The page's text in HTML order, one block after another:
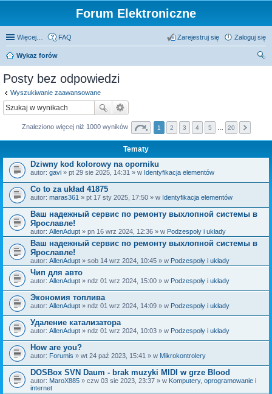
Forum Elektroniczne
Więcej… FAQ Zaloguj się
Zarejestruj się
Wykaz forów
Posty bez odpowiedzi
Wyszukiwanie zaawansowane
Znaleziono więcej niż 1000 wyników 1 2 3 4 5 20
Tematy
Dziwny kod kolorowy na oporniku
autor: gavi » pt 29 sie 2025, 14:31 » w Identyfikacja elementów
Co to za układ 41875
autor: maras361 » pt 17 sty 2025, 17:50 » w Identyfikacja elementów
Ваш надежный сервис по ремонту выхлопной системы в
Ярославле!
autor: AllenAdupt » pn 16 wrz 2024, 12:36 » w Podzespoły i układy
Ваш надежный сервис по ремонту выхлопной системы в
Ярославле!
autor: AllenAdupt » sob 14 wrz 2024, 10:45 » w Podzespoły i układy
Чип для авто
autor: AllenAdupt » ndz 01 wrz 2024, 15:00 » w Podzespoły i układy
Экономия топлива
autor: AllenAdupt » ndz 01 wrz 2024, 14:09 » w Podzespoły i układy
Удаление катализатора
autor: AllenAdupt » ndz 01 wrz 2024, 10:03 » w Podzespoły i układy
How are you?
autor: Forumis » wt 24 paź 2023, 15:41 » w Mikrokontrolery
DOSBox SVN Daum - brak muzyki MIDI w grze Blood
autor: MaroX885 » czw 03 sie 2023, 23:37 » w Komputery, oprogramowanie i
internet